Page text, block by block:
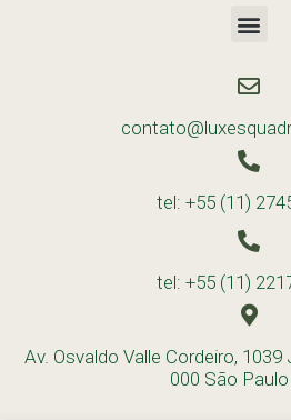
tel: +55 (11)
tel: +55 (11)
Av. Osvaldo Valle Cordeiro,
000 São